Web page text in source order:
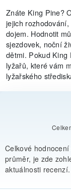
Znáte King Pine?
jejich
dojem. Hodnotit
sjezdovek, noční
dětmi. Pokud King
lyžařů, které vám
lyžařského
Celkové
průměr, je zde
aktuálnosti recenzí.